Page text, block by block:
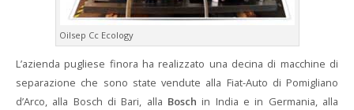
Oilsep Cc Ecology
L’azienda pugliese finora ha realizzato una decina di macchine di
separazione che sono state vendute alla Fiat-Auto di Pomigliano
d’Arco, alla Bosch di Bari, alla Bosch in India e in Germania, alla